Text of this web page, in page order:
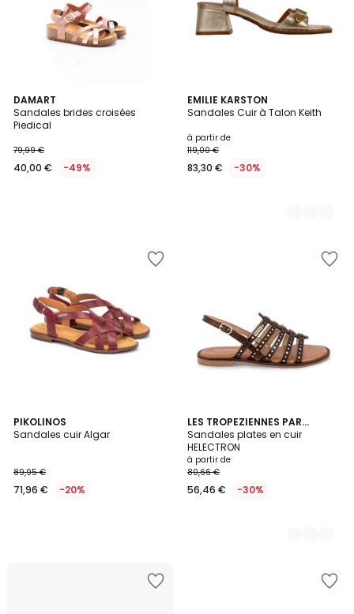
DAMART
Sandales brides croisées
Piedical
79,99 €
40,00 € -49%
EMILIE KARSTON
Sandales Cuir à Talon Keith
à partir de
119,00 €
83,30 € -30%
4
Couleurs
PIKOLINOS
Sandales cuir Algar
89,95 €
71,96 € -20%
LES TROPEZIENNES PAR
M.BELARBI
Sandales plates en cuir
HELECTRON
à partir de
80,66 €
56,46 € -30%
2
Couleurs